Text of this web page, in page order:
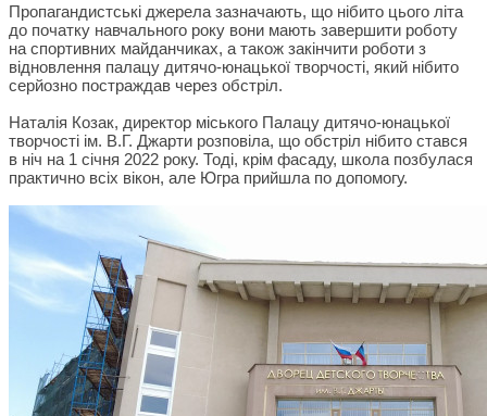
Пропагандистські джерела зазначають, що нібито цього літа
до початку навчального року вони мають завершити роботу
на спортивних майданчиках, а також закінчити роботи з
відновлення палацу дитячо-юнацької творчості, який нібито
серйозно постраждав через обстріл.
Наталія Козак, директор міського Палацу дитячо-юнацької
творчості ім. В.Г. Джарти розповіла, що обстріл нібито стався
в ніч на 1 січня 2022 року. Тоді, крім фасаду, школа позбулася
практично всіх вікон, але Югра прийшла по допомогу.